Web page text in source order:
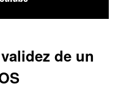
de un